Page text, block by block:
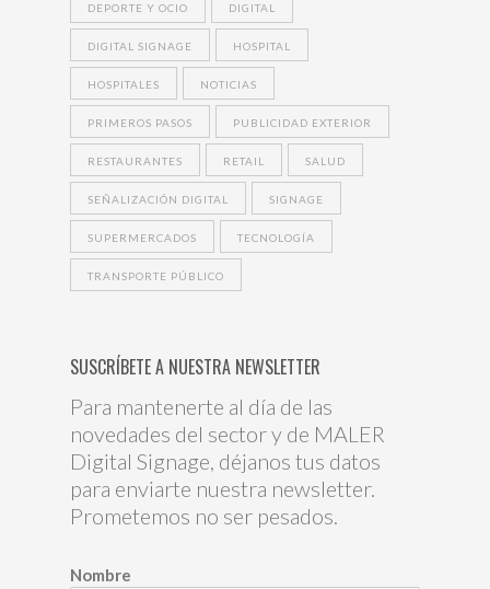
DEPORTE Y OCIO DIGITAL
DIGITAL SIGNAGE HOSPITAL
HOSPITALES NOTICIAS
PRIMEROS PASOS PUBLICIDAD EXTERIOR
RESTAURANTES RETAIL SALUD
SEÑALIZACIÓN DIGITAL SIGNAGE
SUPERMERCADOS TECNOLOGÍA
TRANSPORTE PÚBLICO
SUSCRÍBETE A NUESTRA NEWSLETTER
Para mantenerte al día de las
novedades del sector y de MALER
Digital Signage, déjanos tus datos
para enviarte nuestra newsletter.
Prometemos no ser pesados.
Nombre